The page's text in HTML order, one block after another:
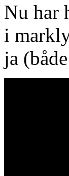
Nu har
i
ja